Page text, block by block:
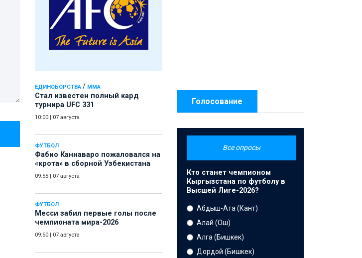
ЕДИНОБОРСТВА / ММА
Стал известен полный кард
турнира UFC 331
10:00 07 августа
ФУТБОЛ
Фабио Каннаваро пожаловался на
«крота» в сборной Узбекистана
09:55 07 августа
ФУТБОЛ
Месси забил первые голы после
чемпионата мира-2026
09:50 07 августа
Голосование
Все опросы
Кто станет чемпионом
Кыргызстана по футболу в
Высшей Лиге-2026?
Абдыш-Ата (Кант)
Алай (Ош)
Алга (Бишкек)
Дордой (Бишкек)